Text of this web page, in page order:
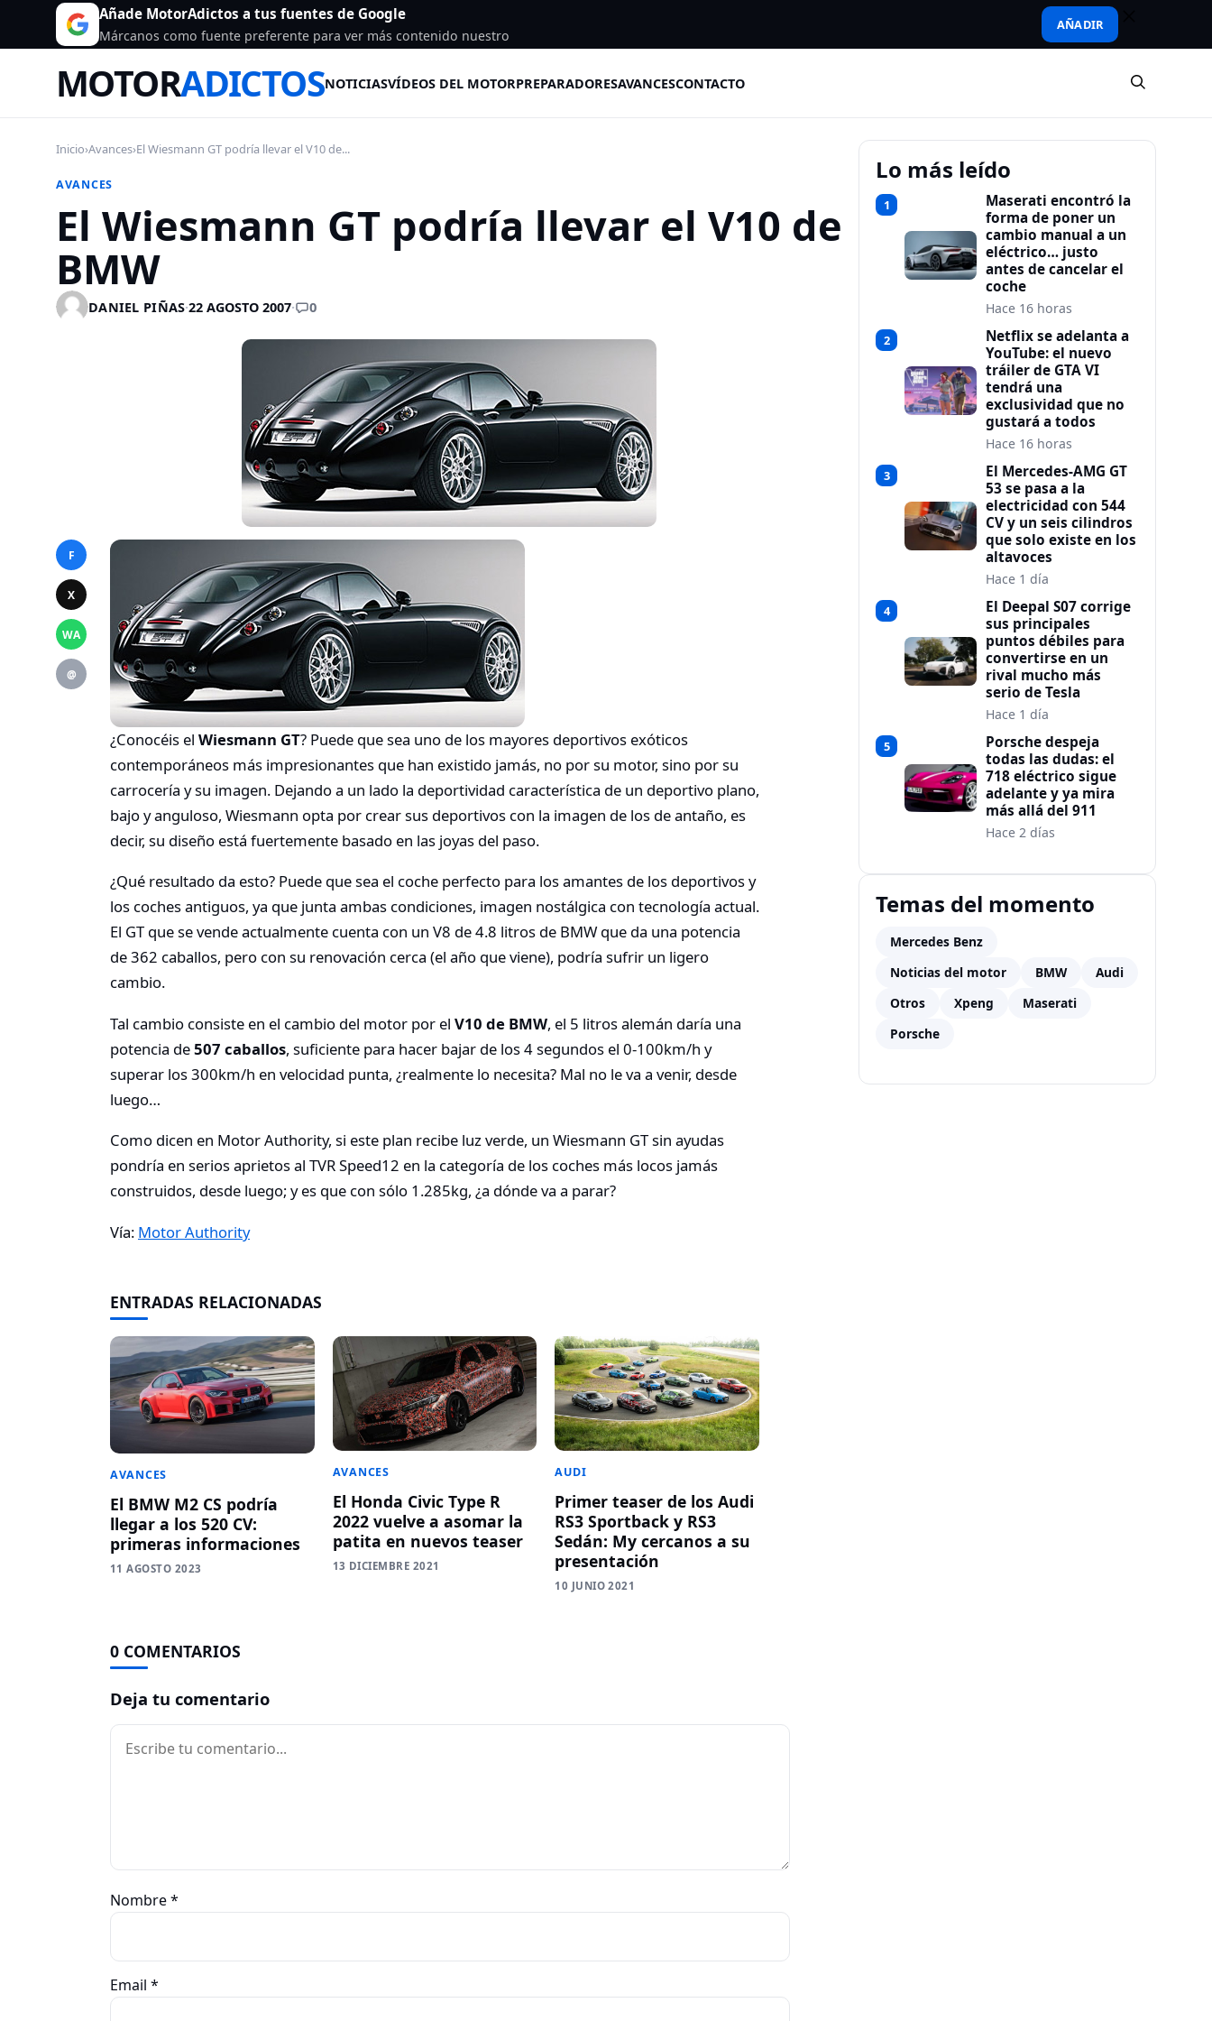
Añade MotorAdictos a tus fuentes de Google
Márcanos como fuente preferente para ver más contenido nuestro
AÑADIR
MOTORADICTOSNOTICIASVÍDEOS DEL MOTORPREPARADORESAVANCESCONTACTO
Inicio›Avances›El Wiesmann GT podría llevar el V10 de...
AVANCES
El Wiesmann GT podría llevar el V10 de
BMW
DANIEL PIÑAS·22 AGOSTO 2007· 0
F
X
WA
@
¿Conocéis el Wiesmann GT? Puede que sea uno de los mayores deportivos exóticos
contemporáneos más impresionantes que han existido jamás, no por su motor, sino por su
carrocería y su imagen. Dejando a un lado la deportividad característica de un deportivo plano,
bajo y anguloso, Wiesmann opta por crear sus deportivos con la imagen de los de antaño, es
decir, su diseño está fuertemente basado en las joyas del paso.
¿Qué resultado da esto? Puede que sea el coche perfecto para los amantes de los deportivos y
los coches antiguos, ya que junta ambas condiciones, imagen nostálgica con tecnología actual.
El GT que se vende actualmente cuenta con un V8 de 4.8 litros de BMW que da una potencia
de 362 caballos, pero con su renovación cerca (el año que viene), podría sufrir un ligero
cambio.
Tal cambio consiste en el cambio del motor por el V10 de BMW, el 5 litros alemán daría una
potencia de507 caballos, suficiente para hacer bajar de los 4 segundos el 0-100km/h y
superar los 300km/h en velocidad punta, ¿realmente lo necesita? Mal no le va a venir, desde
luego…
Como dicen en Motor Authority, si este plan recibe luz verde, un Wiesmann GT sin ayudas
pondría en serios aprietos al TVR Speed12 en la categoría de los coches más locos jamás
construidos, desde luego; y es que con sólo 1.285kg, ¿a dónde va a parar?
Vía: Motor Authority
ENTRADAS RELACIONADAS
AVANCES
El BMW M2 CS podría
llegar a los 520 CV:
primeras informaciones
11 AGOSTO 2023
AVANCES
El Honda Civic Type R
2022 vuelve a asomar la
patita en nuevos teaser
13 DICIEMBRE 2021
AUDI
Primer teaser de los Audi
RS3 Sportback y RS3
Sedán: My cercanos a su
presentación
10 JUNIO 2021
0 COMENTARIOS
Deja tu comentario
Comentario
Nombre*
Email *
Lo más leído
1
Maserati encontró la
forma de poner un
cambio manual a un
eléctrico… justo
antes de cancelar el
coche
Hace 16 horas
2
Netflix se adelanta a
YouTube: el nuevo
tráiler de GTA VI
tendrá una
exclusividad que no
gustará a todos
Hace 16 horas
3
El Mercedes-AMG GT
53 se pasa a la
electricidad con 544
CV y un seis cilindros
que solo existe en los
altavoces
Hace 1 día
4
El Deepal S07 corrige
sus principales
puntos débiles para
convertirse en un
rival mucho más
serio de Tesla
Hace 1 día
5
Porsche despeja
todas las dudas: el
718 eléctrico sigue
adelante y ya mira
más allá del 911
Hace 2 días
Temas del momento
Mercedes Benz
Noticias del motor
BMW
Audi
Otros
Xpeng
Maserati
Porsche